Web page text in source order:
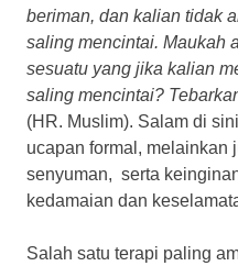
beriman, dan kalian tidak
saling mencintai. Maukah
sesuatu yang jika kalian
saling mencintai?
(HR. Muslim). Salam di
ucapan formal, melainkan
senyuman, serta
kedamaian dan
Salah satu terapi paling